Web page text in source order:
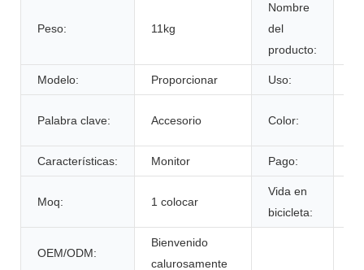
Peso: 11kg
Nombre
del
producto:
Modelo: Proporcionar Uso:
Palabra clave: Accesorio Color:
Características: Monitor Pago:
Moq: 1 colocar
Vida en
bicicleta:
OEM/ODM:
Bienvenido
calurosamente